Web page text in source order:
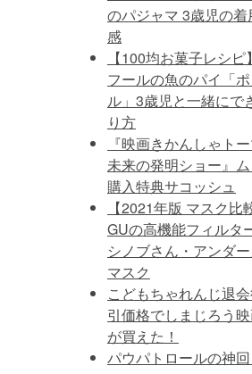
のパジャマ 3歳児の
感
【100均お菓子レシ
フールの魚のパイ「
ル」3歳児と一緒にで
り方
『映画きかんしゃト
未来の発明ショー』
購入特典サコッシュ
【2021年版 マスク比
GUの高機能フィルタ
シノブさん・アンダ
マスク
こどもちゃれんじ退
引価格でしまじろう
が買えた！
パウパトロールの神